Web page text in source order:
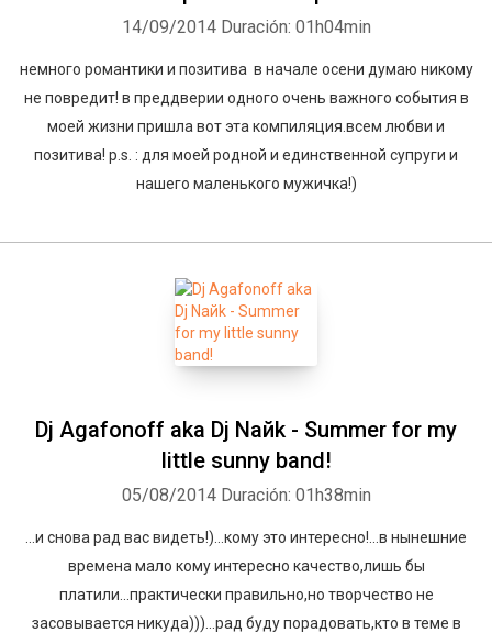
14/09/2014 Duración: 01h04min
немного романтики и позитива в начале осени думаю никому
не повредит! в преддверии одного очень важного события в
моей жизни пришла вот эта компиляция.всем любви и
позитива! p.s. : для моей родной и единственной супруги и
нашего маленького мужичка!)
Dj Agafonoff aka Dj Naйk - Summer for my
little sunny band!
05/08/2014 Duración: 01h38min
...и снова рад вас видеть!)...кому это интересно!...в нынешние
времена мало кому интересно качество,лишь бы
платили...практически правильно,но творчество не
засовывается никуда)))...рад буду порадовать,кто в теме в